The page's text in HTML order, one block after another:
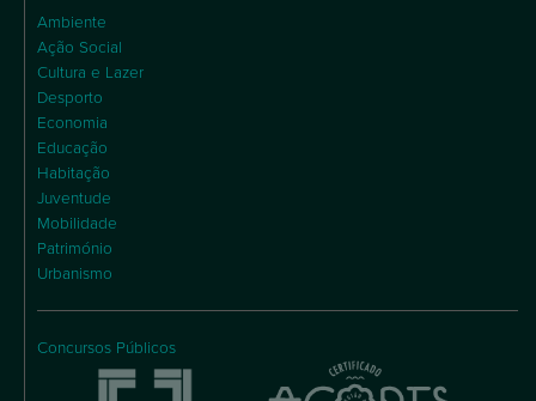
Ambiente
Ação Social
Cultura e Lazer
Desporto
Economia
Educação
Habitação
Juventude
Mobilidade
Património
Urbanismo
Concursos Públicos